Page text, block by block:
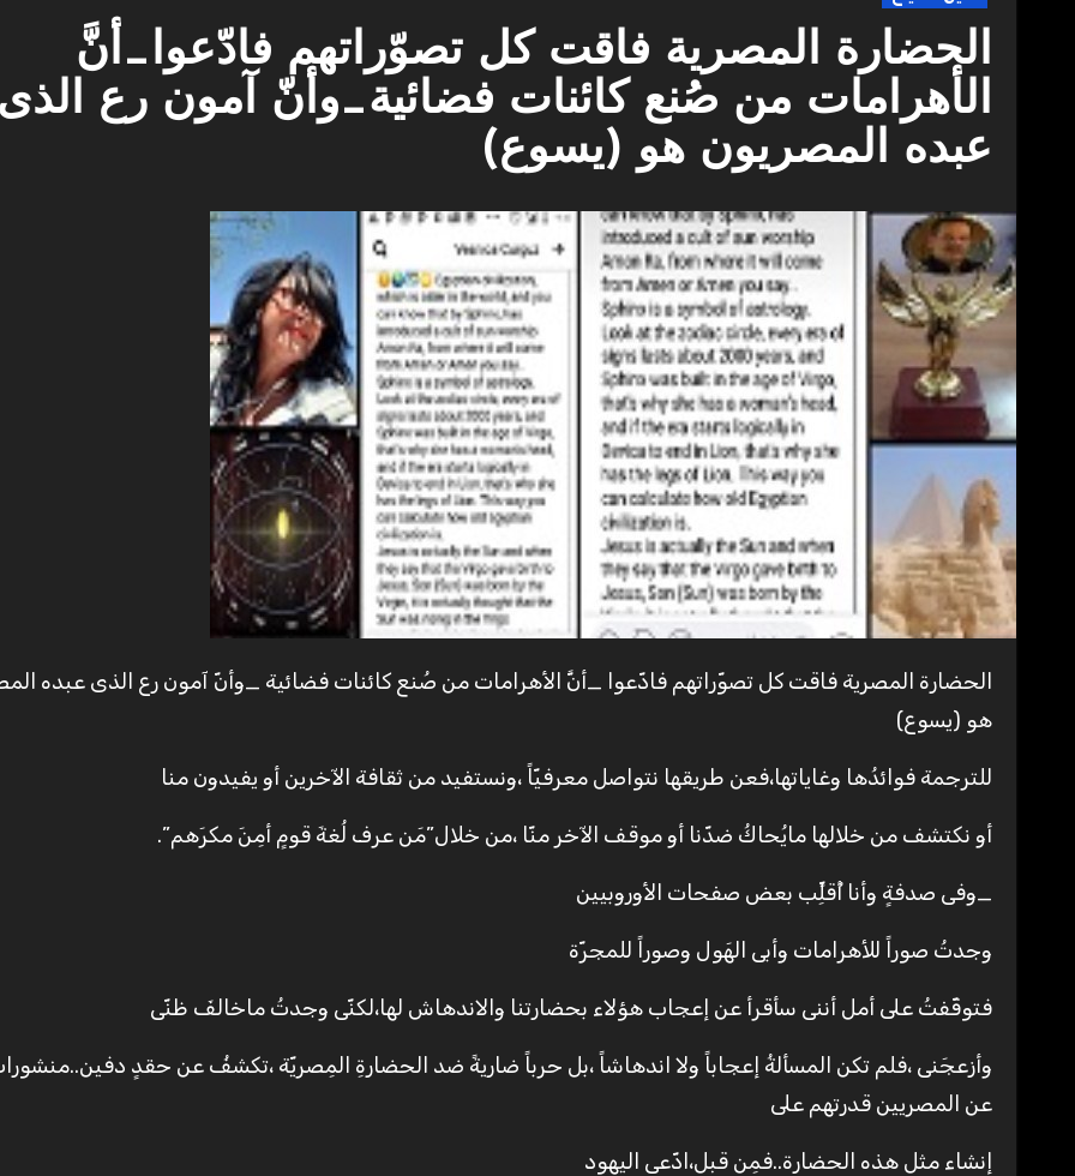
الحضارة المصرية فاقت كل تصوّراتهم فادّعوا_أنَّ
الأهرامات من صُنع كائنات فضائية_وأنّ آمون رع الذى
عبده المصريون هو (يسوع)
هو (يسوع)
للترجمة فوائدُها وغاياتها،فعن طريقها نتواصل معرفيّاً ،ونستفيد من ثقافة الآخرين أو يفيدون منا
أو نكتشف من خلالها مايُحاكُ ضدّنا أو موقف الآخر منّا ،من خلال”مَن عرف لُغةَ قومٍ أمِنَ مكرَهم”.
_وفى صدفةٍ وأنا أُقلِِّب بعض صفحات الأوروبيين
وجدتُ صوراً للأهرامات وأبى الهَول وصوراً للمجرّة
فتوقّفتُ على أمل أننى سأقرأ عن إعجاب هؤلاء بحضارتنا والاندهاش لها،لكنّى وجدتُ ماخالفَ ظنّى
وأزعجَنى ،فلم تكن المسألةُ إعجاباً ولا اندهاشاً ،بل حرباً ضاريةً ضد الحضارةِ المِصريّة ،تكشفُ عن حقدٍ
عن المصريين قدرتهم على
إنشاء مثل هذه الحضارة..فمِن قبل،ادّعى اليهود